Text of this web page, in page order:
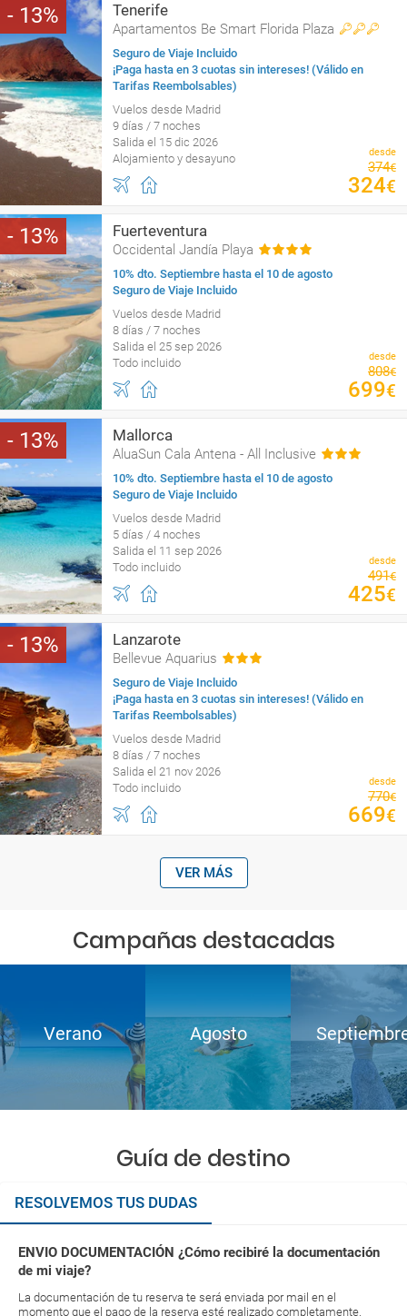
13 Tenerife
Apartamentos Be Smart Florida Plaza
Seguro de Viaje Incluido
¡Paga hasta en 3 cuotas sin intereses! (Válido en
Tarifas Reembolsables)
Vuelos desde Madrid
9 días / 7 noches
Salida el 15 dic 2026
Alojamiento y desayuno
desde
374€
324€
13 Fuerteventura
Occidental Jandía Playa
10% dto. Septiembre hasta el 10 de agosto
Seguro de Viaje Incluido
Vuelos desde Madrid
8 días / 7 noches
Salida el 25 sep 2026
Todo incluido
desde
808€
699€
13 Mallorca
AluaSun Cala Antena - All Inclusive
10% dto. Septiembre hasta el 10 de agosto
Seguro de Viaje Incluido
Vuelos desde Madrid
5 días / 4 noches
Salida el 11 sep 2026
Todo incluido
desde
491€
425€
13 Lanzarote
Bellevue Aquarius
Seguro de Viaje Incluido
¡Paga hasta en 3 cuotas sin intereses! (Válido en
Tarifas Reembolsables)
Vuelos desde Madrid
8 días / 7 noches
Salida el 21 nov 2026
Todo incluido
desde
770€
669€
VER MÁS
Campañas destacadas
Verano Agosto
Guía de destino
RESOLVEMOS TUS DUDAS
ENVIO DOCUMENTACIÓN ¿Cómo recibiré la documentación
de mi viaje?
La documentación de tu reserva te será enviada por mail en el
momento que el pago de la reserva esté realizado completamente.